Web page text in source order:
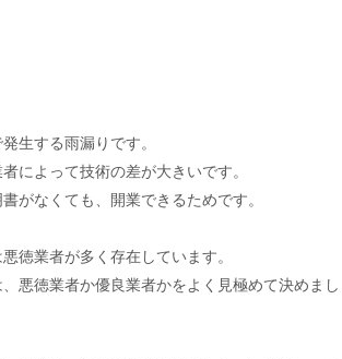
生する雨漏りです。
によって技術の差が大きいです。
がなくても、開業できるためです。
徳業者が多く存在しています。
悪徳業者か優良業者かをよく見極めて決めまし